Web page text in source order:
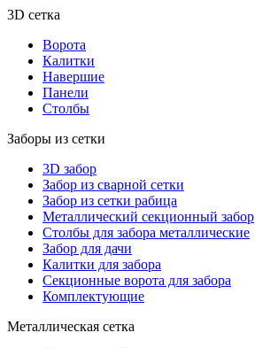
3D сетка
Ворота
Калитки
Навершие
Панели
Столбы
Заборы из сетки
3D забор
Забор из сварной сетки
Забор из сетки рабица
Металлический секционный забор
Столбы для забора металлические
Забор для дачи
Калитки для забора
Секционные ворота для забора
Комплектующие
Металлическая сетка